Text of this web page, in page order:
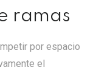
ramas
por espacio
el